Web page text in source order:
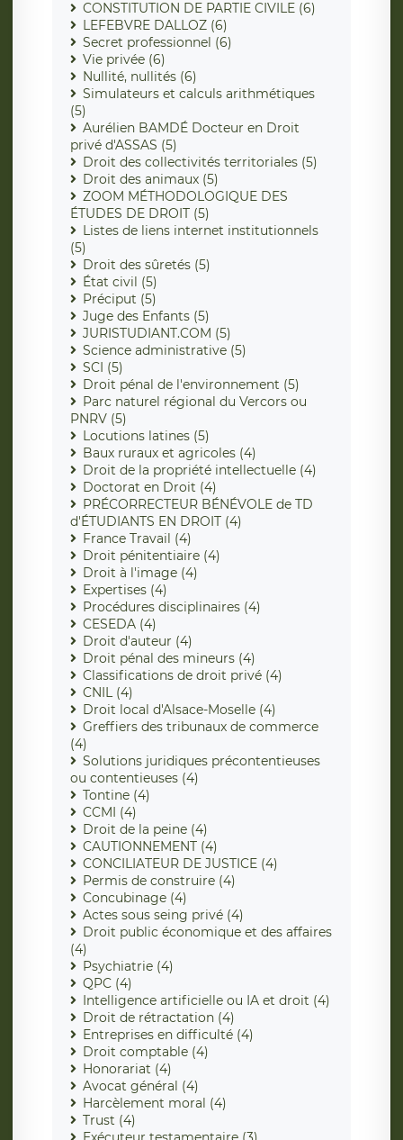
CONSTITUTION DE PARTIE CIVILE (6)
LEFEBVRE DALLOZ (6)
Secret professionnel (6)
Vie privée (6)
Nullité, nullités (6)
Simulateurs et calculs arithmétiques
(5)
Aurélien BAMDÉ Docteur en Droit
privé d'ASSAS (5)
Droit des collectivités territoriales (5)
Droit des animaux (5)
ZOOM MÉTHODOLOGIQUE DES
ÉTUDES DE DROIT (5)
Listes de liens internet institutionnels
(5)
Droit des sûretés (5)
État civil (5)
Préciput (5)
Juge des Enfants (5)
JURISTUDIANT.COM (5)
Science administrative (5)
SCI (5)
Droit pénal de l'environnement (5)
Parc naturel régional du Vercors ou
PNRV (5)
Locutions latines (5)
Baux ruraux et agricoles (4)
Droit de la propriété intellectuelle (4)
Doctorat en Droit (4)
PRÉCORRECTEUR BÉNÉVOLE de TD
d'ÉTUDIANTS EN DROIT (4)
France Travail (4)
Droit pénitentiaire (4)
Droit à l'image (4)
Expertises (4)
Procédures disciplinaires (4)
CESEDA (4)
Droit d'auteur (4)
Droit pénal des mineurs (4)
Classifications de droit privé (4)
CNIL (4)
Droit local d'Alsace-Moselle (4)
Greffiers des tribunaux de commerce
(4)
Solutions juridiques précontentieuses
ou contentieuses (4)
Tontine (4)
CCMI (4)
Droit de la peine (4)
CAUTIONNEMENT (4)
CONCILIATEUR DE JUSTICE (4)
Permis de construire (4)
Concubinage (4)
Actes sous seing privé (4)
Droit public économique et des affaires
(4)
Psychiatrie (4)
QPC (4)
Intelligence artificielle ou IA et droit (4)
Droit de rétractation (4)
Entreprises en difficulté (4)
Droit comptable (4)
Honorariat (4)
Avocat général (4)
Harcèlement moral (4)
Trust (4)